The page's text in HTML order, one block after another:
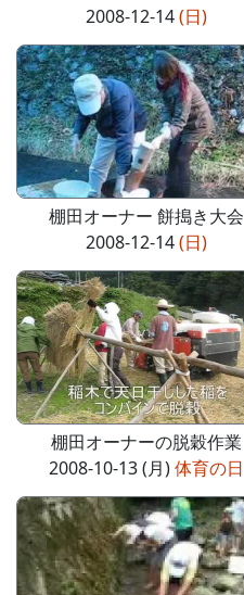
2008-12-14(日)
棚田オーナー 餅搗き大会
2008-12-14(日)
棚田オーナーの脱穀作業
2008-10-13 (月)体育の日